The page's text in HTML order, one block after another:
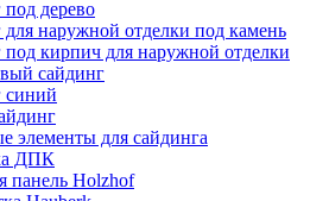
дерево
наружной отделки под камень
кирпич для наружной отделки
сайдинг
синий
элементы для сайдинга
ДПК
панель Holzhof